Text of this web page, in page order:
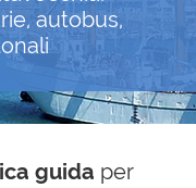
autobus,
guida per